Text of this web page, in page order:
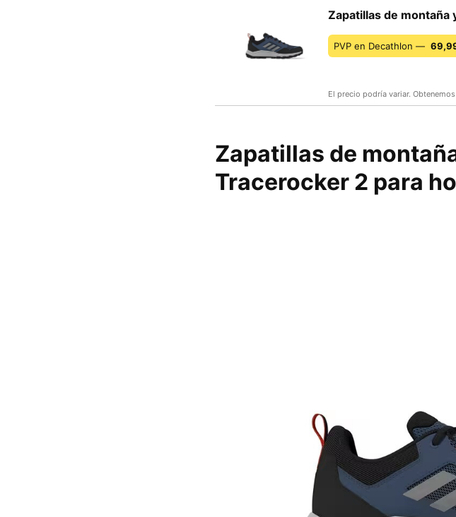
Zapatillas de
PVP en Decathlon —
El precio podría variar.
Zapatillas de
Tracerocker 2 para